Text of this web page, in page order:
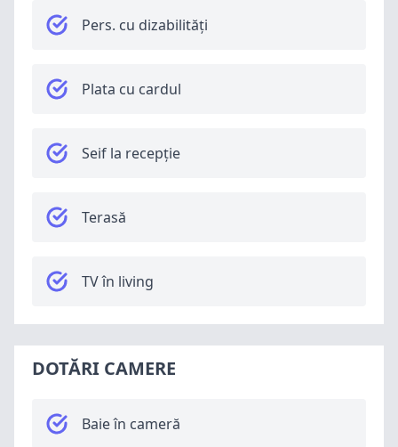
Pers. cu dizabilități
Plata cu cardul
Seif la recepție
Terasă
TV în living
DOTĂRI CAMERE
Baie în cameră